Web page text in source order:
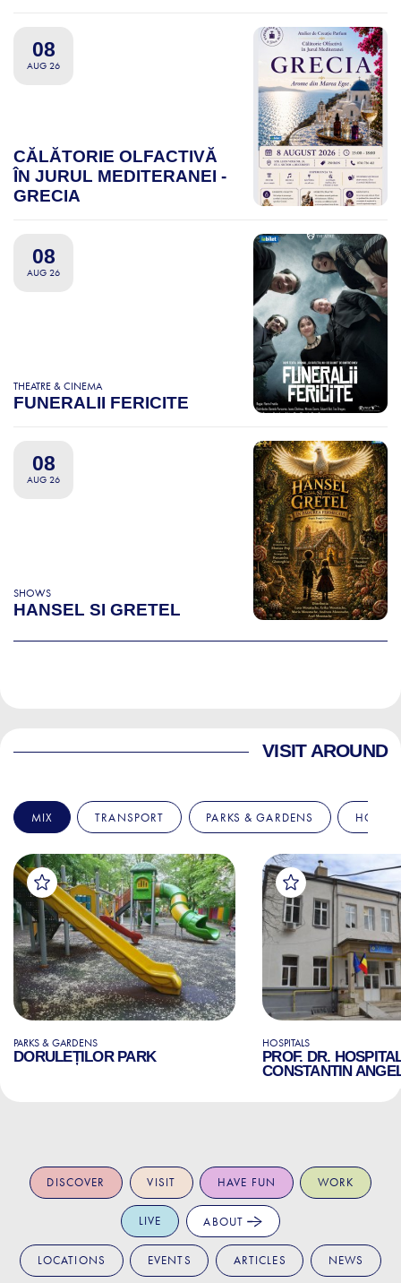
08
AUG 26
CĂLĂTORIE OLFACTIVĂ
ÎN JURUL MEDITERANEI -
GRECIA
08
AUG 26
THEATRE & CINEMA
FUNERALII FERICITE
08
AUG 26
SHOWS
HANSEL SI GRETEL
VISIT AROUND
MIX TRANSPORT PARKS & GARDENS
PARKS & GARDENS
DORULEȚILOR PARK
HOSPITALS
PROF. DR.
CONSTANTIN
DISCOVER VISIT HAVE FUN WORK
LIVE ABOUT
LOCATIONS EVENTS ARTICLES NEWS